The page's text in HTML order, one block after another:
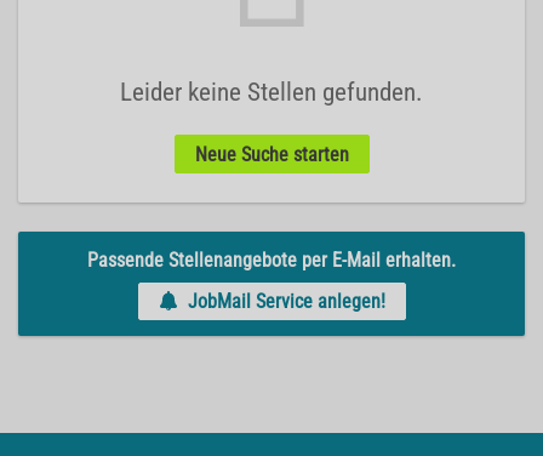
Leider keine Stellen gefunden.
Neue Suche starten
Passende Stellenangebote per E-Mail erhalten.
JobMail Service anlegen!